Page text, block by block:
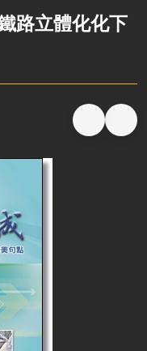
路立體化化下